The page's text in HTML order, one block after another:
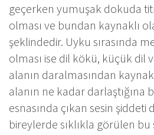
geçerken yumuşak dokuda
olması ve bundan kaynaklı
şeklindedir. Uyku sırasında
olması ise dil kökü, küçük dil
alanın daralmasından
alanın ne kadar darlaştığına
esnasında çıkan sesin şiddeti
bireylerde sıklıkla görülen